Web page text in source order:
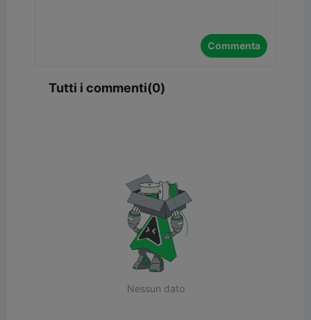
Commenta
Tutti i commenti(0)
Nessun dato